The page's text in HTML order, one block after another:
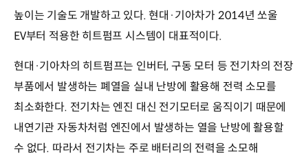
높이는 기술도 개발하고 있다. 현대·기아차가 2014년 쏘울
EV부터 적용한 히트펌프 시스템이 대표적이다.
현대·기아차의 히트펌프는 인버터, 구동 모터 등 전기차의 전장
부품에서 발생하는 폐열을 실내 난방에 활용해 전력 소모를
최소화한다. 전기차는 엔진 대신 전기모터로 움직이기 때문에
내연기관 자동차처럼 엔진에서 발생하는 열을 난방에 활용할
수 없다. 따라서 전기차는 주로 배터리의 전력을 소모해